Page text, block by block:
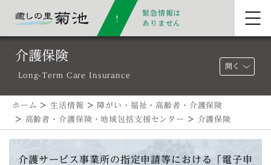
緊急情報は
ありません
介護保険
Long-Term Care Insurance
開く
ホーム >生活情報 >
障がい・福祉・高齢者・介護保険
> 高齢者・介護保険・地域包括支援センター > 介護保険
介護サービス事業所の指定申請等における「電子申